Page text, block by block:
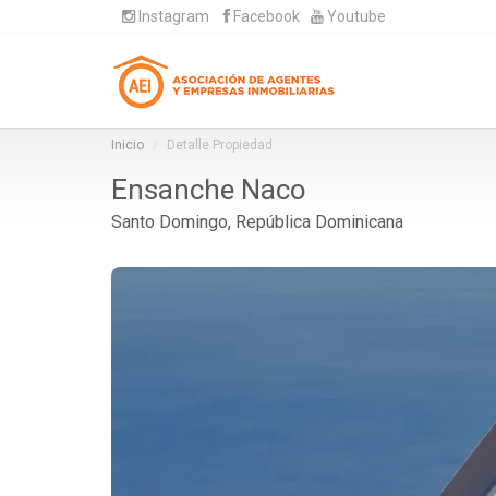
Instagram Facebook Youtube
Inicio Detalle Propiedad
Ensanche Naco
Santo Domingo, República Dominicana